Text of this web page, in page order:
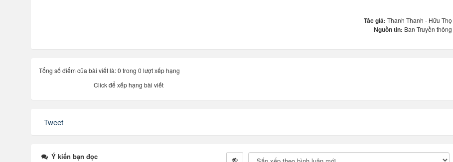
Tác giả:Thanh Thanh - Hữu Thọ
Nguồn tin: Ban Truyền thông
Tổng số điểm của bài viết là: 0 trong 0 lượt xếp hạng
Click để xếp hạng bài viết
Tweet
Ý kiến bạn đọc